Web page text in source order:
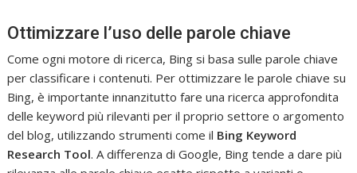
Ottimizzare l’uso delle parole chiave
Come ogni motore di ricerca, Bing si basa sulle parole chiave
per classificare i contenuti. Per ottimizzare le parole chiave su
Bing, è importante innanzitutto fare una ricerca approfondita
delle keyword più rilevanti per il proprio settore o argomento
del blog, utilizzando strumenti come il Bing Keyword
Research Tool. A differenza di Google, Bing tende a dare più